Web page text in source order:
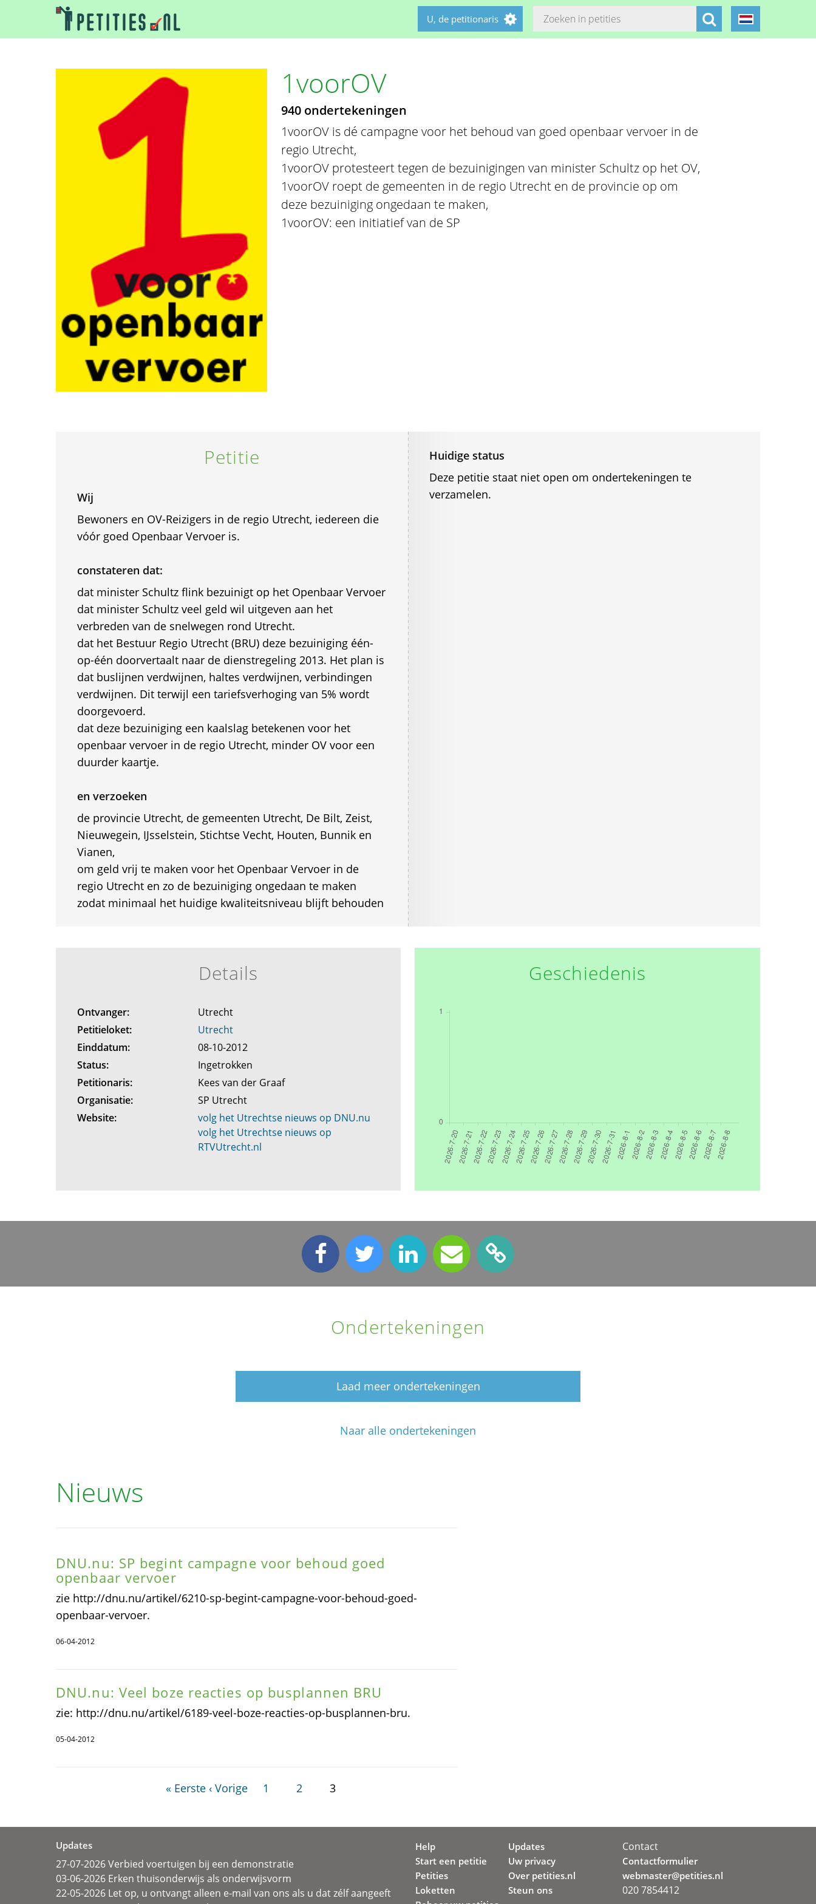
U, de petitionaris
1voorOV
940 ondertekeningen
1voorOV is dé campagne voor het behoud van goed openbaar vervoer in de
regio Utrecht,
1voorOV protesteert tegen de bezuinigingen van minister Schultz op het OV,
1voorOV roept de gemeenten in de regio Utrecht en de provincie op om
deze bezuiniging ongedaan te maken,
1voorOV: een initiatief van de SP
Petitie
Wij
Bewoners en OV-Reizigers in de regio Utrecht, iedereen die
vóór goed Openbaar Vervoer is.
constateren dat:
dat minister Schultz flink bezuinigt op het Openbaar Vervoer
dat minister Schultz veel geld wil uitgeven aan het
verbreden van de snelwegen rond Utrecht.
dat het Bestuur Regio Utrecht (BRU) deze bezuiniging één-
op-één doorvertaalt naar de dienstregeling 2013. Het plan is
dat buslijnen verdwijnen, haltes verdwijnen, verbindingen
verdwijnen. Dit terwijl een tariefsverhoging van 5% wordt
doorgevoerd.
dat deze bezuiniging een kaalslag betekenen voor het
openbaar vervoer in de regio Utrecht, minder OV voor een
duurder kaartje.
en verzoeken
de provincie Utrecht, de gemeenten Utrecht, De Bilt, Zeist,
Nieuwegein, IJsselstein, Stichtse Vecht, Houten, Bunnik en
Vianen,
om geld vrij te maken voor het Openbaar Vervoer in de
regio Utrecht en zo de bezuiniging ongedaan te maken
zodat minimaal het huidige kwaliteitsniveau blijft behouden
Huidige status
Deze petitie staat niet open om ondertekeningen te
verzamelen.
Details
Ontvanger:
Utrecht
Petitieloket:
Utrecht
Einddatum:
08-10-2012
Status:
Ingetrokken
Petitionaris:
Kees van der Graaf
Organisatie:
SP Utrecht
Website:
volg het Utrechtse nieuws op DNU.nu
volg het Utrechtse nieuws op
RTVUtrecht.nl
Geschiedenis
Ondertekeningen
Laad meer ondertekeningen
Naar alle ondertekeningen
Nieuws
DNU.nu: SP begint campagne voor behoud goed
openbaar vervoer
zie http://dnu.nu/artikel/6210-sp-begint-campagne-voor-behoud-goed-
openbaar-vervoer.
06-04-2012
DNU.nu: Veel boze reacties op busplannen BRU
zie: http://dnu.nu/artikel/6189-veel-boze-reacties-op-busplannen-bru.
05-04-2012
« Eerste ‹ Vorige 1 2 3
Updates
27-07-2026 Verbied voertuigen bij een demonstratie
03-06-2026 Erken thuisonderwijs als onderwijsvorm
22-05-2026 Let op, u ontvangt alleen e-mail van ons als u dat zélf aangeeft
Help
Start een petitie
Petities
Loketten
Updates
Uw privacy
Over petities.nl
Steun ons
Contact
Contactformulier
webmaster@petities.nl
020 7854412